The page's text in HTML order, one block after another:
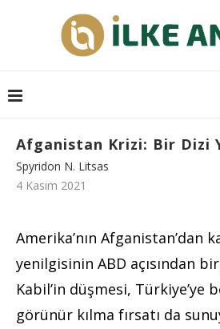
Afganistan Krizi: Bir Dizi
Spyridon N. Litsas
4 Kasım 2021
Amerika’nın Afganistan’dan
yenilgisinin ABD açısından
Kabil’in düşmesi, Türkiye’ye
görünür kılma fırsatı da